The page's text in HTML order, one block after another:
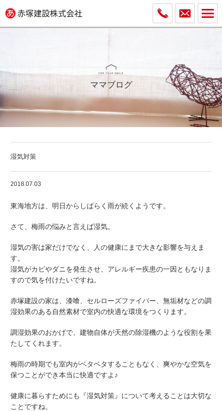
ママブログ
湿気対策
2018.07.03
東海地方は、明日からしばらく雨が続くようです。
さて、梅雨の悩みと言えば湿気。
湿気の害は家だけでなく、人の健康にまで大きな影響を与えま
す。
湿気がカビやダニを発生させ、アレルギー疾患の一因ともなりま
すので気を付けたいですね。
赤塚建設の家は、漆喰、セルローズファイバー、無垢材などの調
湿効果のある自然素材で室内の快適な環境をつくります。
調湿効果のおかげで、建物自体が天然の除湿機のような役割を果
たしてくれます。
梅雨の時期でも室内がベタベタすることもなく、爽やかな空気を
保つことができ本当に快適ですよ♪
健康に暮らすためにも『湿気対策』について考えることは大切な
ことですね。